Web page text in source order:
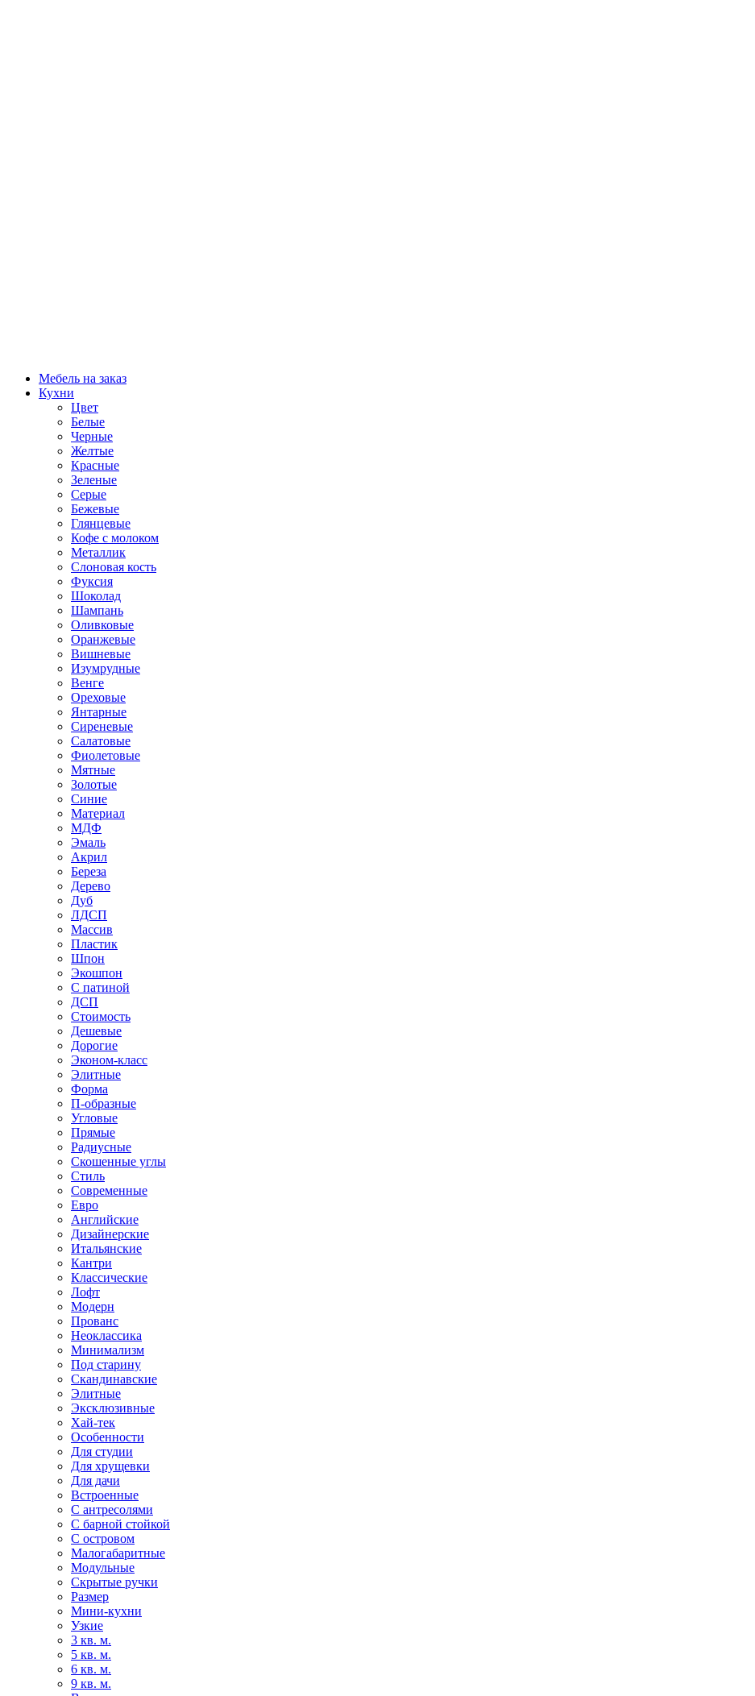
Мебель на заказ
Кухни
Цвет
Белые
Черные
Желтые
Красные
Зеленые
Серые
Бежевые
Глянцевые
Кофе с молоком
Металлик
Слоновая кость
Фуксия
Шоколад
Шампань
Оливковые
Оранжевые
Вишневые
Изумрудные
Венге
Ореховые
Янтарные
Сиреневые
Салатовые
Фиолетовые
Мятные
Золотые
Синие
Материал
МДФ
Эмаль
Акрил
Береза
Дерево
Дуб
ЛДСП
Массив
Пластик
Шпон
Экошпон
С патиной
ДСП
Стоимость
Дешевые
Дорогие
Эконом-класс
Элитные
Форма
П-образные
Угловые
Прямые
Радиусные
Скошенные углы
Стиль
Современные
Евро
Английские
Дизайнерские
Итальянские
Кантри
Классические
Лофт
Модерн
Прованс
Неоклассика
Минимализм
Под старину
Скандинавские
Элитные
Эксклюзивные
Хай-тек
Особенности
Для студии
Для хрущевки
Для дачи
Встроенные
С антресолями
С барной стойкой
С островом
Малогабаритные
Модульные
Скрытые ручки
Размер
Мини-кухни
Узкие
3 кв. м.
5 кв. м.
6 кв. м.
9 кв. м.